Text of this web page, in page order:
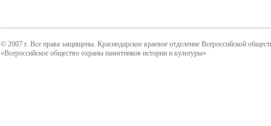
© 2007 г. Все права защищены. Краснодарское краевое отделение Всероссийской
«Всероссийское общество охраны памятников истории и культуры»